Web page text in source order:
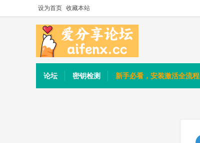
设为首页 收藏本站
论坛 密钥检测 新手必看，安装激活全流程